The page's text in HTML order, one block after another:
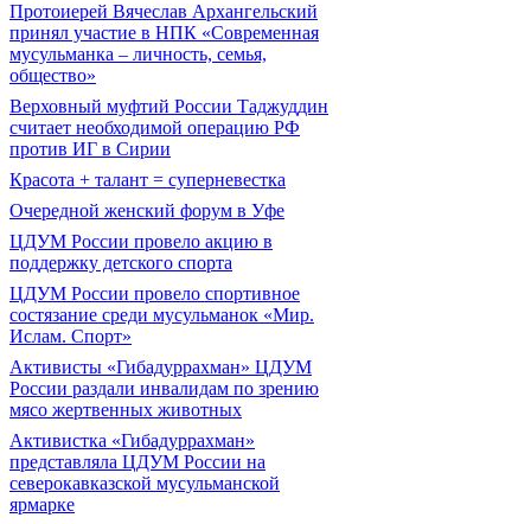
Протоиерей Вячеслав Архангельский
принял участие в НПК «Современная
мусульманка – личность, семья,
общество»
Верховный муфтий России Таджуддин
считает необходимой операцию РФ
против ИГ в Сирии
Красота + талант = суперневестка
Очередной женский форум в Уфе
ЦДУМ России провело акцию в
поддержку детского спорта
ЦДУМ России провело спортивное
состязание среди мусульманок «Мир.
Ислам. Спорт»
Активисты «Гибадуррахман» ЦДУМ
России раздали инвалидам по зрению
мясо жертвенных животных
Активистка «Гибадуррахман»
представляла ЦДУМ России на
северокавказской мусульманской
ярмарке